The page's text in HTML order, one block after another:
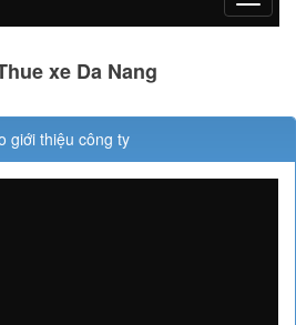
xe Da Nang
giới thiệu công ty